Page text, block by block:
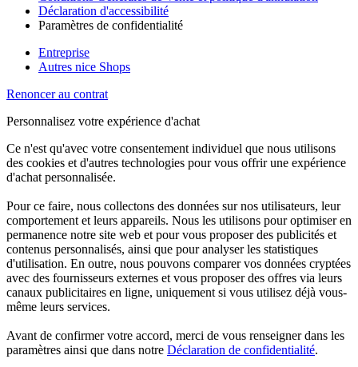
Déclaration d'accessibilité
Paramètres de confidentialité
Entreprise
Autres nice Shops
Renoncer au contrat
Personnalisez votre expérience d'achat
Ce n'est qu'avec votre consentement individuel que nous utilisons
des cookies et d'autres technologies pour vous offrir une expérience
d'achat personnalisée.
Pour ce faire, nous collectons des données sur nos utilisateurs, leur
comportement et leurs appareils. Nous les utilisons pour optimiser en
permanence notre site web et pour vous proposer des publicités et
contenus personnalisés, ainsi que pour analyser les statistiques
d'utilisation. En outre, nous pouvons comparer vos données cryptées
avec des fournisseurs externes et vous proposer des offres via leurs
canaux publicitaires en ligne, uniquement si vous utilisez déjà vous-
même leurs services.
Avant de confirmer votre accord, merci de vous renseigner dans les
paramètres ainsi que dans notre Déclaration de confidentialité.